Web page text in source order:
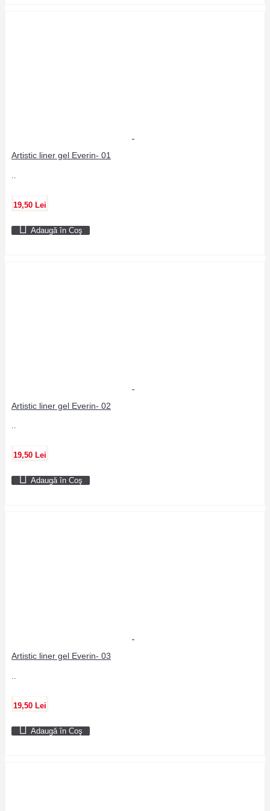
Artistic liner gel Everin- 01
19,50 Lei
Adaugă în Coş
Artistic liner gel Everin- 02
..
19,50 Lei
Adaugă în Coş
Artistic liner gel Everin- 03
19,50 Lei
Adaugă în Coş